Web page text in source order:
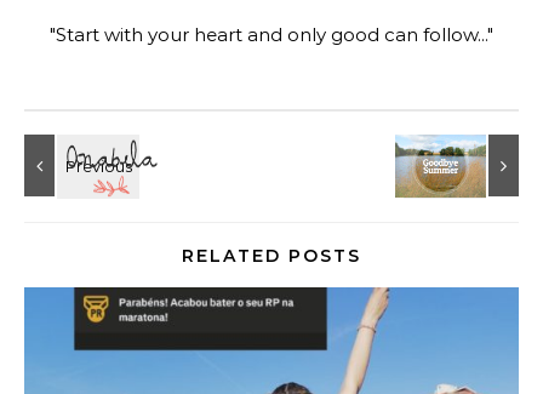
"Start with your heart and only good can follow..."
RELATED POSTS